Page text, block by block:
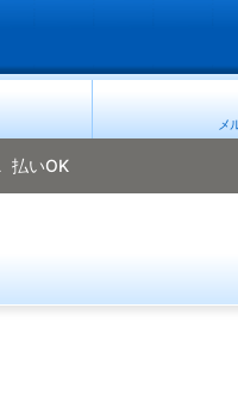
メ
払いOK